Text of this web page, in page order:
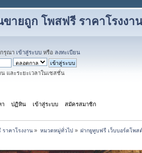
ายถูก โพสฟรี ราคาโรงงาน
กรุณา เข้าสู่ระบบ หรือ ลงทะเบียน
และระยะเวลาในเซสชั่น
า ปฏิทิน เข้าสู่ระบบ สมัครสมาชิก
าคาโรงงาน » หมวดหมู่ทั่วไป» ฝากยูทูบฟรี เว็บบอร์ดโพ